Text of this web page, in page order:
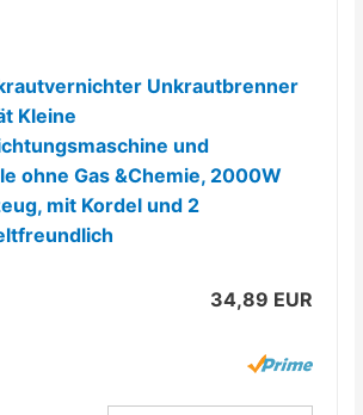
Unkrautbrenner
Kleine
und
ohne Gas &Chemie, 2000W
mit Kordel und 2
34,89 EUR